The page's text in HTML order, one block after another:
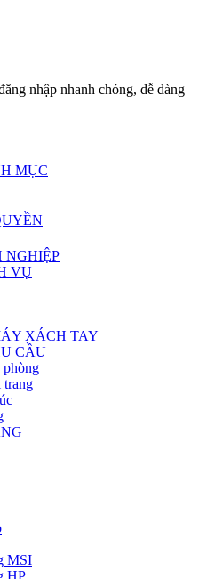
nhập nhanh chóng, dễ dàng
MỤC
NGHIỆP
VỤ
XÁCH TAY
CẦU
phòng
trang
MSI
HP